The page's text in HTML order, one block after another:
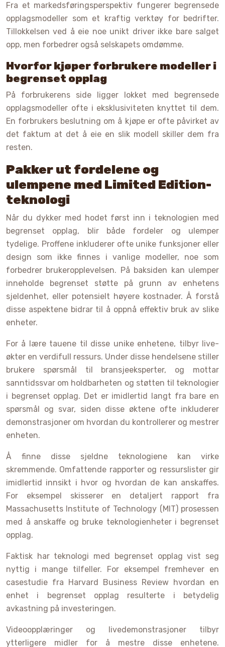
Fra et markedsføringsperspektiv fungerer begrensede
opplagsmodeller som et kraftig verktøy for bedrifter.
Tillokkelsen ved å eie noe unikt driver ikke bare salget
opp, men forbedrer også selskapets omdømme.
Hvorfor kjøper forbrukere modeller i
begrenset opplag
På forbrukerens side ligger lokket med begrensede
opplagsmodeller ofte i eksklusiviteten knyttet til dem.
En forbrukers beslutning om å kjøpe er ofte påvirket av
det faktum at det å eie en slik modell skiller dem fra
resten.
Pakker ut fordelene og
ulempene med Limited Edition-
teknologi
Når du dykker med hodet først inn i teknologien med
begrenset opplag, blir både fordeler og ulemper
tydelige. Proffene inkluderer ofte unike funksjoner eller
design som ikke finnes i vanlige modeller, noe som
forbedrer brukeropplevelsen. På baksiden kan ulemper
inneholde begrenset støtte på grunn av enhetens
sjeldenhet, eller potensielt høyere kostnader. Å forstå
disse aspektene bidrar til å oppnå effektiv bruk av slike
enheter.
For å lære tauene til disse unike enhetene, tilbyr live-
økter en verdifull ressurs. Under disse hendelsene stiller
brukere spørsmål til bransjeeksperter, og mottar
sanntidssvar om holdbarheten og støtten til teknologier
i begrenset opplag. Det er imidlertid langt fra bare en
spørsmål og svar, siden disse øktene ofte inkluderer
demonstrasjoner om hvordan du kontrollerer og mestrer
enheten.
Å finne disse sjeldne teknologiene kan virke
skremmende. Omfattende rapporter og ressurslister gir
imidlertid innsikt i hvor og hvordan de kan anskaffes.
For eksempel skisserer en detaljert rapport fra
Massachusetts Institute of Technology (MIT) prosessen
med å anskaffe og bruke teknologienheter i begrenset
opplag.
Faktisk har teknologi med begrenset opplag vist seg
nyttig i mange tilfeller. For eksempel fremhever en
casestudie fra Harvard Business Review hvordan en
enhet i begrenset opplag resulterte i betydelig
avkastning på investeringen.
Videoopplæringer og livedemonstrasjoner tilbyr
ytterligere midler for å mestre disse enhetene.